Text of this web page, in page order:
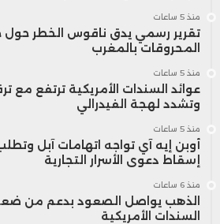
منذ 5 ساعات
تقرير رسمي يدق ناقوس الخطر حول
المحروقات بالمغرب
منذ 5 ساعات
عوائد السندات الأمريكية ترتفع مع
وتشدد لهجة الفيدرالي
منذ 5 ساعات
أوبن إيه آي تواجه اتهامات آبل
إسقاط دعوى الأسرار التجارية
منذ 6 ساعات
الذهب يواصل الصعود بدعم من ضعف
السندات الأمريكية